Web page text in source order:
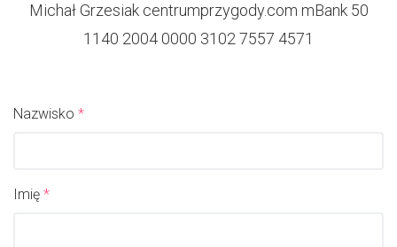
Michał Grzesiak centrumprzygody.com mBank 50
1140 2004 0000 3102 7557 4571
Nazwisko *
Imię *